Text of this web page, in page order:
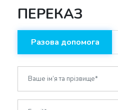
ПЕРЕКАЗ
Разова допомога